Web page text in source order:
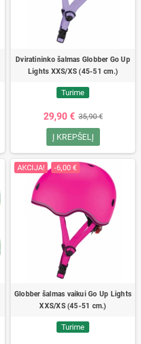
Dviratininko šalmas Globber Go Up
Lights XXS/XS (45-51 cm.)
Turime
29,90 € 35,90 €
Į KREPŠELĮ
AKCIJA! -6,00 €
Globber šalmas vaikui Go Up Lights
XXS/XS (45-51 cm.)
Turime